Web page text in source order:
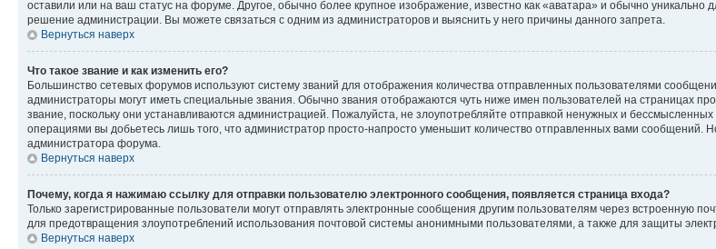
оставили или на ваш статус на форуме. Другое, обычно более крупное изображение, известно как «аватара» и обычно уникально
решение администрации. Вы можете связаться с одним из администраторов и выяснить у него причины данного запрета.
Вернуться наверх
Что такое звание и как изменить его?
Большинство сетевых форумов используют систему званий для отображения количества отправленных пользователями
администраторы могут иметь специальные звания. Обычно звания отображаются чуть ниже имен пользователей на страницах
звание, поскольку они устанавливаются администрацией. Пожалуйста, не злоупотребляйте отправкой ненужных и
операциями вы добьетесь лишь того, что администратор просто-напросто уменьшит количество отправленных вами сообщений.
администратора форума.
Вернуться наверх
Почему, когда я нажимаю ссылку для отправки пользователю электронного сообщения, появляется страница входа?
Только зарегистрированные пользователи могут отправлять электронные сообщения другим пользователям через
для предотвращения злоупотреблений использования почтовой системы анонимными пользователями, а также для защиты
Вернуться наверх